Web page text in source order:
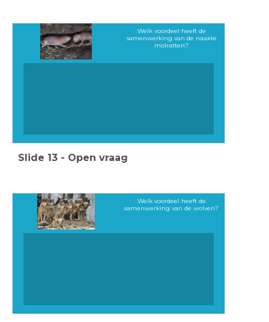
Welk voordeel heeft de
samenwerking van de naakte
molratten?
Slide 13 - Open vraag
Welk voordeel heeft de
samenwerking van de wolven?